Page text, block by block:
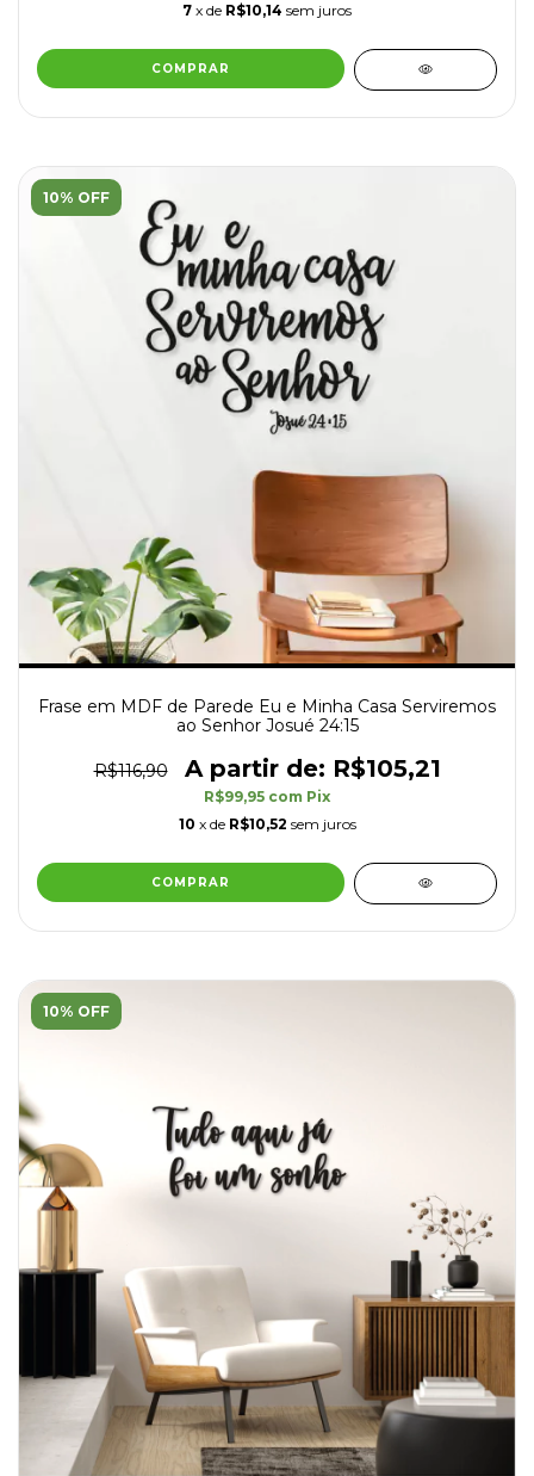
7 x de R$10,14 sem juros
10% OFF
Frase em MDF de Parede Eu e Minha Casa Serviremos
ao Senhor Josué 24:15
R$116,90 R$105,21
R$99,95 com Pix
10 x de R$10,52 sem juros
COMPRAR
10% OFF